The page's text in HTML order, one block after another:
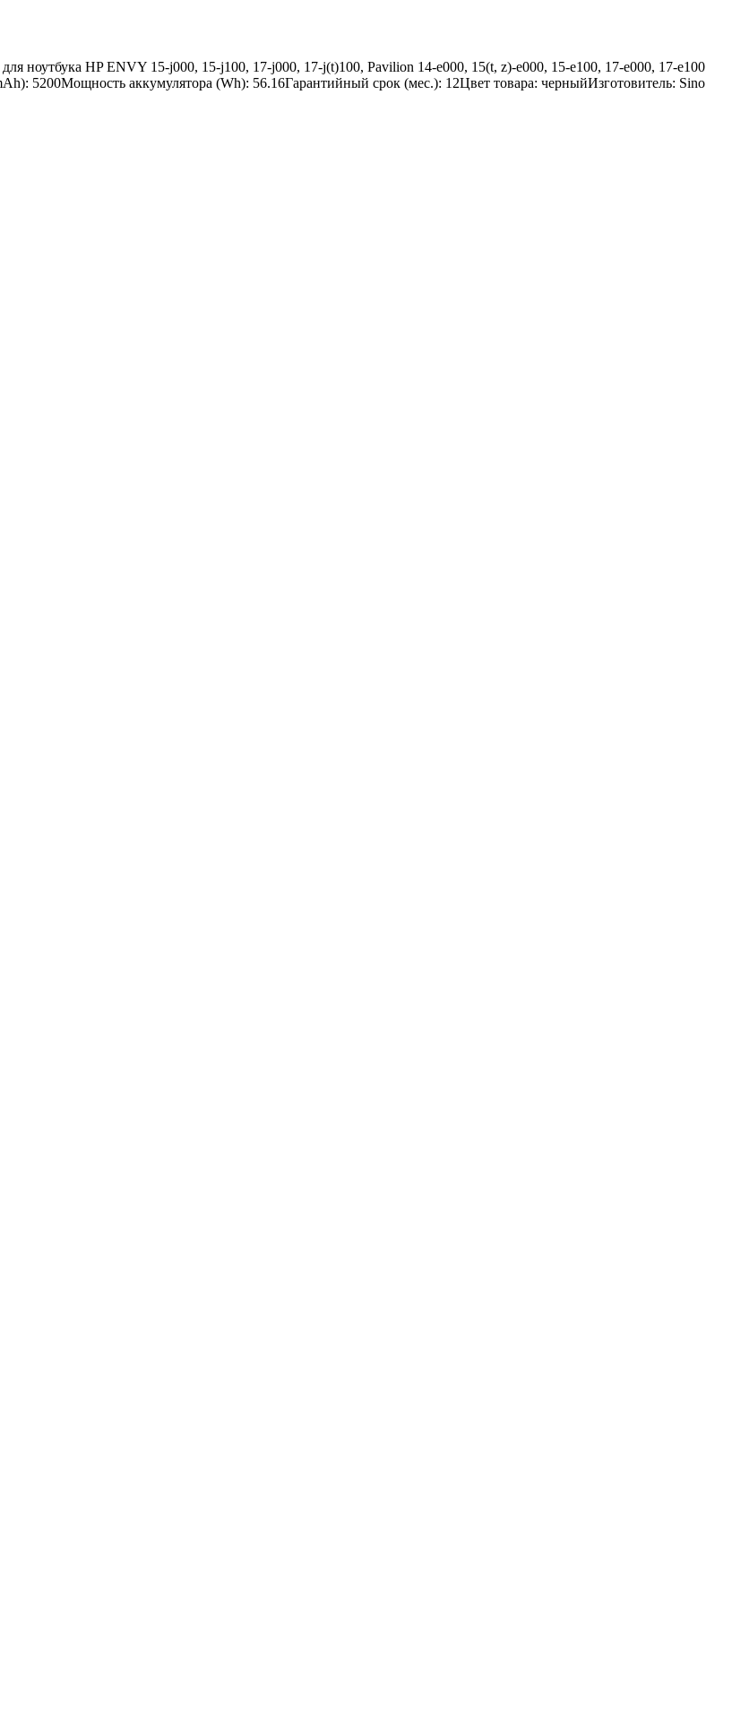
ноутбука HP ENVY 15-j000, 15-j100, 17-j000, 17-j(t)100, Pavilion 14-e000, 15(t, z)-e000, 15-e100, 17-e000, 17-e100
5200Мощность аккумулятора (Wh): 56.16Гарантийный срок (мес.): 12Цвет товара: черныйИзготовитель: Sino